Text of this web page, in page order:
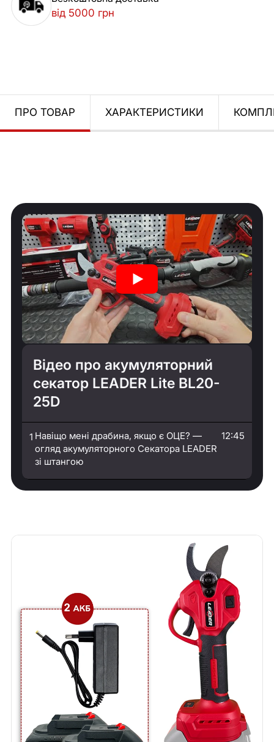
від 5000 грн
ПРО ТОВАР ХАРАКТЕРИСТИКИ
Відео про акумуляторний
секатор LEADER Lite BL20-
25D
1 Навіщо мені драбина, якщо є ОЦЕ? —
огляд акумуляторного Секатора LEADER
зі штангою
12:45